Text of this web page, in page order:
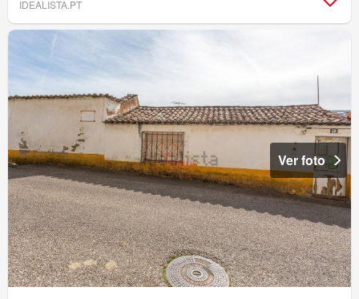
IDEALISTA.PT
Ver foto